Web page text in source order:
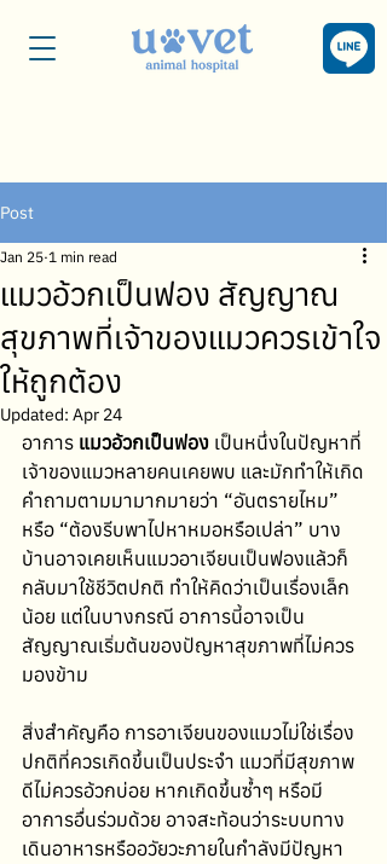
Post
แมวอ้วกเป็นฟอง สัญญาณ
สุขภาพที่เจ้าของแมวควรเข้าใจ
ให้ถูกต้อง
Jan 25 1 min read
Updated: Apr 24
อาการ แมวอ้วกเป็นฟอง เป็นหนึ่งในปัญหาที่
เจ้าของแมวหลายคนเคยพบ และมักทำให้เกิด
คำถามตามมามากมายว่า “อันตรายไหม”
หรือ “ต้องรีบพาไปหาหมอหรือเปล่า” บาง
บ้านอาจเคยเห็นแมวอาเจียนเป็นฟองแล้วก็
กลับมาใช้ชีวิตปกติ ทำให้คิดว่าเป็นเรื่องเล็ก
น้อย แต่ในบางกรณี อาการนี้อาจเป็น
สัญญาณเริ่มต้นของปัญหาสุขภาพที่ไม่ควร
มองข้าม
สิ่งสำคัญคือ การอาเจียนของแมวไม่ใช่เรื่อง
ปกติที่ควรเกิดขึ้นเป็นประจำ แมวที่มีสุขภาพ
ดีไม่ควรอ้วกบ่อย หากเกิดขึ้นซ้ำๆ หรือมี
อาการอื่นร่วมด้วย อาจสะท้อนว่าระบบทาง
เดินอาหารหรืออวัยวะภายในกำลังมีปัญหา